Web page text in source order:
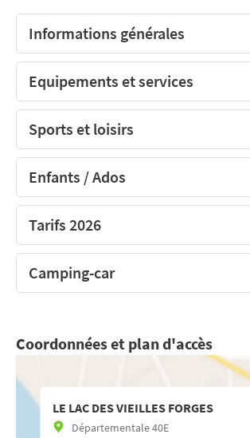
Informations générales
Equipements et services
Sports et loisirs
Enfants / Ados
Tarifs 2026
Camping-car
Coordonnées et plan d'accès
LE LAC DES VIEILLES FORGES
Départementale 40E